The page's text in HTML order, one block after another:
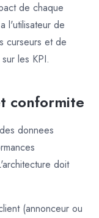
de chaque
l'utilisateur de
curseurs et de
les KPI.
conformite
donnees
doit
(annonceur ou